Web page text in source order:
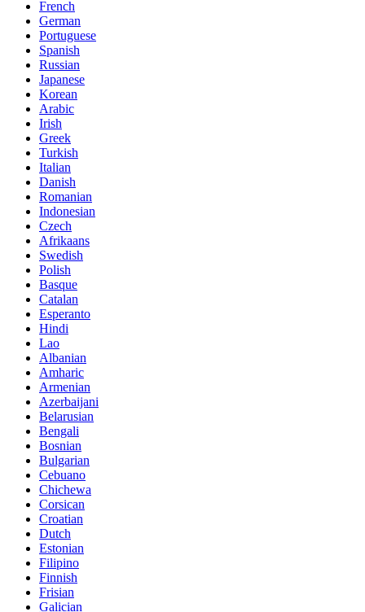
French
German
Portuguese
Spanish
Russian
Japanese
Korean
Arabic
Irish
Greek
Turkish
Italian
Danish
Romanian
Indonesian
Czech
Afrikaans
Swedish
Polish
Basque
Catalan
Esperanto
Hindi
Lao
Albanian
Amharic
Armenian
Azerbaijani
Belarusian
Bengali
Bosnian
Bulgarian
Cebuano
Chichewa
Corsican
Croatian
Dutch
Estonian
Filipino
Finnish
Frisian
Galician